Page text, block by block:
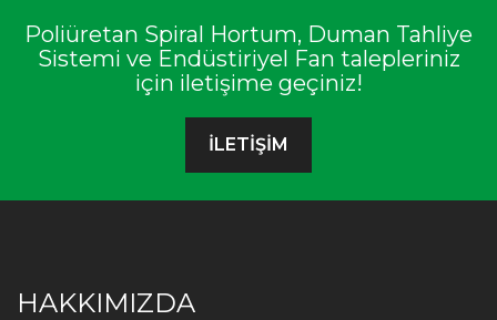
Poliüretan Spiral Hortum, Duman Tahliye
Sistemi ve Endüstiriyel Fan talepleriniz
için iletişime geçiniz!
İLETİŞİM
HAKKIMIZDA